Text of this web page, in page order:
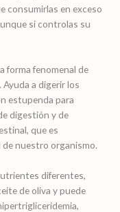
consumirlas en exceso
si controlas su
forma fenomenal de
a digerir los
estupenda para
digestión y de
que es
nuestro organismo.
diferentes,
de oliva y puede